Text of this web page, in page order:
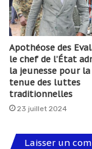
Apothéose des
le chef de l’État
la jeunesse pour
tenue des luttes
traditionnelles
23 juillet 2024
Laisser un